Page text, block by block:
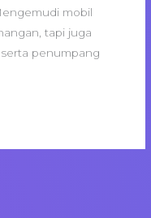
mobil
tapi juga
penumpang